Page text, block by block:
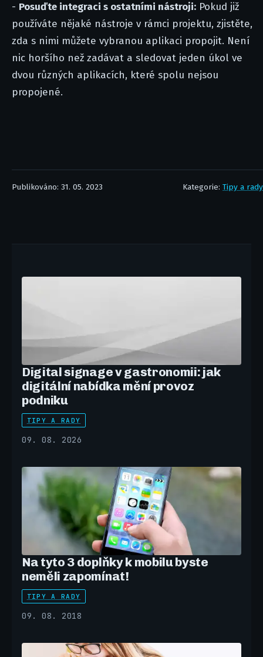
- Posuďte integraci s ostatními nástroji: Pokud již
používáte nějaké nástroje v rámci projektu, zjistěte,
zda s nimi můžete vybranou aplikaci propojit. Není
nic horšího než zadávat a sledovat jeden úkol ve
dvou různých aplikacích, které spolu nejsou
propojené.
Publikováno: 31. 05. 2023 Kategorie: Tipy a rady
Digital signage v gastronomii: jak
digitální nabídka mění provoz
podniku
TIPY A RADY
09. 08. 2026
Na tyto 3 doplňky k mobilu byste
neměli zapomínat!
TIPY A RADY
09. 08. 2018